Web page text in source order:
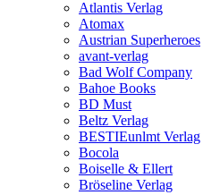
Atlantis Verlag
Atomax
Austrian Superheroes
avant-verlag
Bad Wolf Company
Bahoe Books
BD Must
Beltz Verlag
BESTIEunlmt Verlag
Bocola
Boiselle & Ellert
Bröseline Verlag